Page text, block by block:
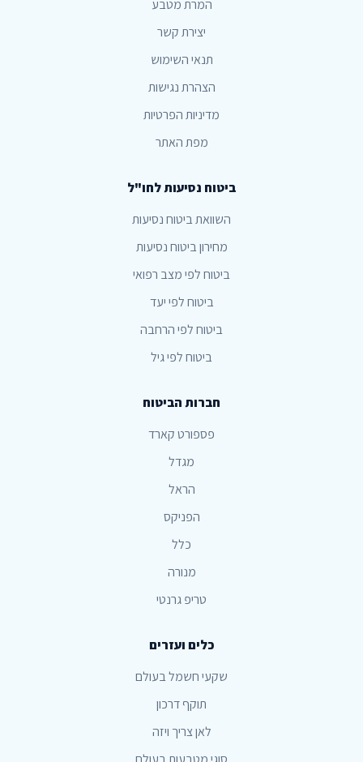
המרת מטבע
יצירת קשר
תנאי השימוש
הצהרת נגישות
מדיניות הפרטיות
מפת האתר
ביטוח נסיעות לחו"ל
השוואת ביטוח נסיעות
מחירון ביטוח נסיעות
ביטוח לפי מצב רפואי
ביטוח לפי יעד
ביטוח לפי הרחבה
ביטוח לפי גיל
חברות הביטוח
פספורט קארד
מגדל
הראל
הפניקס
כלל
מנורה
טריפ גרנטי
כלים ועזרים
שקעי חשמל בעולם
תוקף דרכון
לאן צריך ויזה